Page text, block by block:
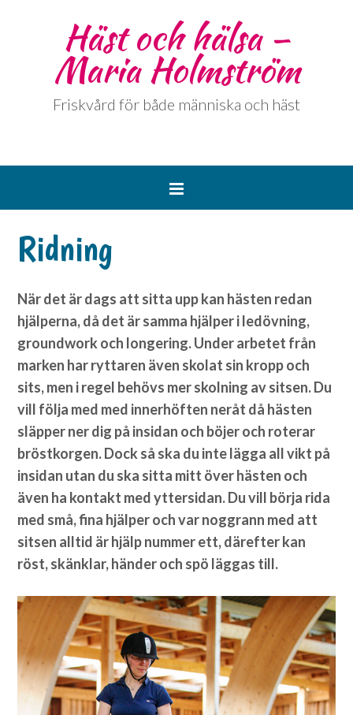
Häst och hälsa –
Maria Holmström
Friskvård för både människa och häst
Ridning
När det är dags att sitta upp kan hästen redan
hjälperna, då det är samma hjälper i ledövning,
groundwork och longering. Under arbetet från
marken har ryttaren även skolat sin kropp och
sits, men i regel behövs mer skolning av sitsen. Du
vill följa med med innerhöften neråt då hästen
släpper ner dig på insidan och böjer och roterar
bröstkorgen. Dock så ska du inte lägga all vikt på
insidan utan du ska sitta mitt över hästen och
även ha kontakt med yttersidan. Du vill börja rida
med små, fina hjälper och var noggrann med att
sitsen alltid är hjälp nummer ett, därefter kan
röst, skänklar, händer och spö läggas till.